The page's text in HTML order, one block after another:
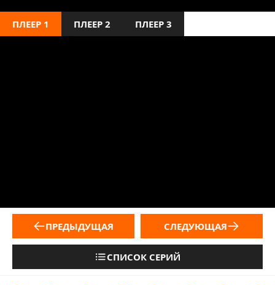
ПЛЕЕР 1 ПЛЕЕР 2 ПЛЕЕР 3
ПРЕДЫДУЩАЯ
СПИСОК СЕРИЙ
СЛЕДУЮЩАЯ